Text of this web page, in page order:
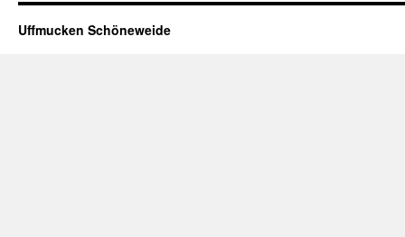
Uffmucken Schöneweide